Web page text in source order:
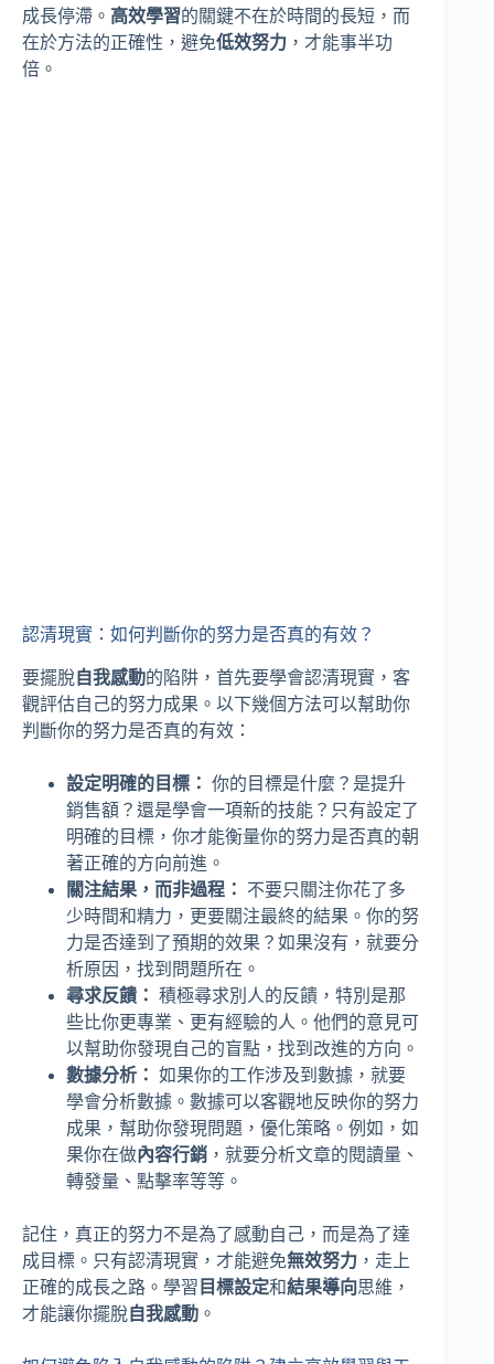
成長停滯。 高效學習的關鍵不在於時間的長短，而
在於方法的正確性，避免低效努力 ，才能事半功
倍。
認清現實：如何判斷你的努力是否真的有效？
要擺脫 自我感動的陷阱，首先要學會認清現實，客
觀評估自己的努力成果。以下幾個方法可以幫助你
判斷你的努力是否真的有效：
設定明確的目標： 你的目標是什麼？是提升
銷售額？還是學會一項新的技能？只有設定了
明確的目標，你才能衡量你的努力是否真的朝
著正確的方向前進。
關注結果，而非過程：
不要只關注你花了多
少時間和精力，更要關注最終的結果。你的努
力是否達到了預期的效果？如果沒有，就要分
析原因，找到問題所在。
尋求反饋： 積極尋求別人的反饋，特別是那
些比你更專業、更有經驗的人。他們的意見可
以幫助你發現自己的盲點，找到改進的方向。
數據分析： 如果你的工作涉及到數據，就要
學會分析數據。數據可以客觀地反映你的努力
成果，幫助你發現問題，優化策略。例如，如
果你在做內容行銷 ，就要分析文章的閱讀量、
轉發量、點擊率等等。
記住，真正的努力不是為了感動自己，而是為了達
成目標。只有認清現實，才能避免無效努力 ，走上
正確的成長之路。學習 目標設定和結果導向思維，
才能讓你擺脫 自我感動 。